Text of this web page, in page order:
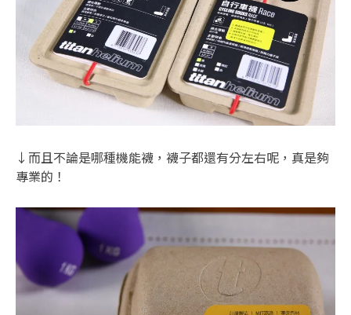
↓而且不論是哪種機能襪，襪子都還有分左右呢，真是夠
專業的！